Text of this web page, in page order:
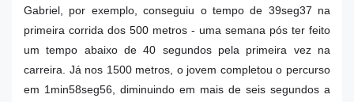
Gabriel, por exemplo, conseguiu o tempo de 39seg37 na
primeira corrida dos 500 metros - uma semana pós ter feito
um tempo abaixo de 40 segundos pela primeira vez na
carreira. Já nos 1500 metros, o jovem completou o percurso
em 1min58seg56, diminuindo em mais de seis segundos a